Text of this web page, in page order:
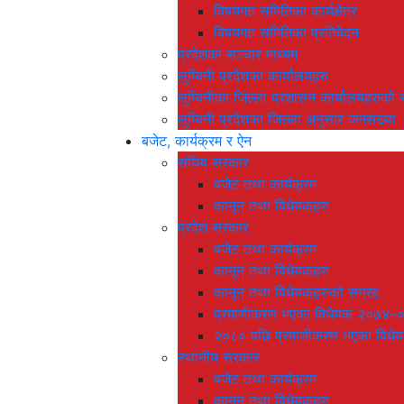
विषयगत समितिका कार्यक्षेत्र
बिषयगत समितिका प्रतिवेदन
प्रदेशका सञ्चार माध्यम
लुम्बिनी प्रदेशका कार्यालयहरु
लुम्बिनीका जिल्ला प्रशासन कार्यालयहरुको
लुम्बिनी प्रदेशका जिल्ला अनुसार जनसंख्या
बजेट, कार्यक्रम र ऐन
संघिय सरकार
बजेट तथा कार्यक्रम
कानून तथा विधेयकहरु
प्रदेश सरकार
बजेट तथा कार्यक्रम
कानून तथा विधेयकहरु
कानून तथा विधेयकहरुको संग्रह
प्रमाणीकरण भएका विधेयक
२०८० पछि प्रमाणीकरण भएका
स्थानीय सरकार
बजेट तथा कार्यक्रम
कानून तथा विधेयकहरु